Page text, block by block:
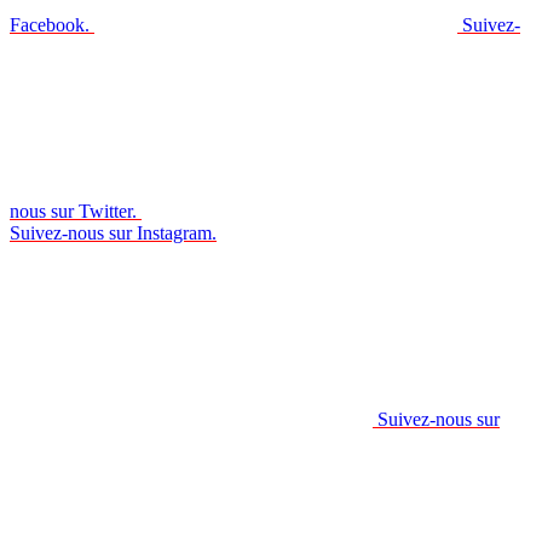
Facebook. Suivez-
nous sur Twitter.
Suivez-nous sur Instagram.
Suivez-nous sur